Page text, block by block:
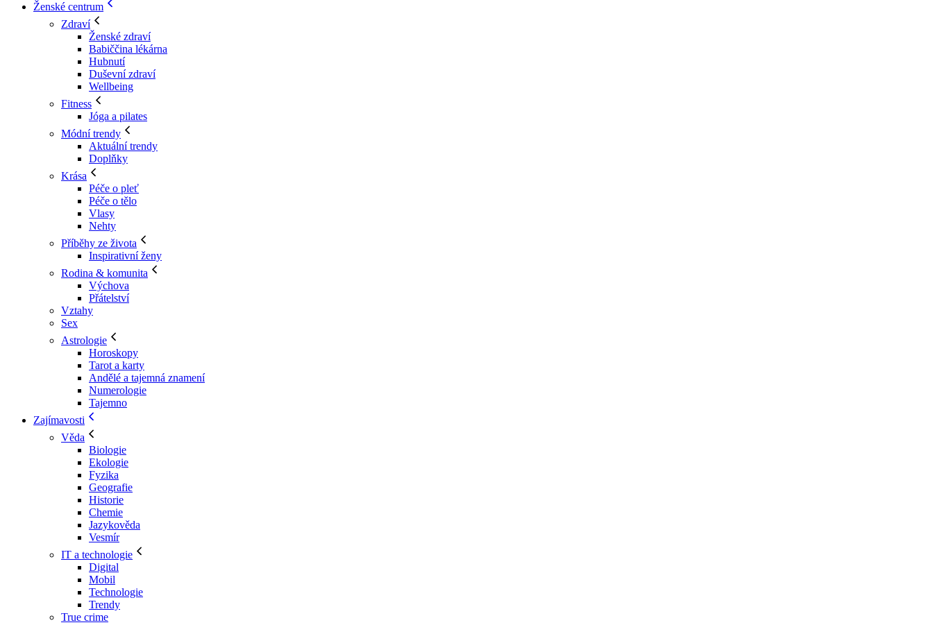
Ženské centrum
Zdraví
Ženské zdraví
Babiččina lékárna
Hubnutí
Duševní zdraví
Wellbeing
Fitness
Jóga a pilates
Módní trendy
Aktuální trendy
Doplňky
Krása
Péče o pleť
Péče o tělo
Vlasy
Nehty
Příběhy ze života
Inspirativní ženy
Rodina & komunita
Výchova
Přátelství
Vztahy
Sex
Astrologie
Horoskopy
Tarot a karty
Andělé a tajemná znamení
Numerologie
Tajemno
Zajímavosti
Věda
Biologie
Ekologie
Fyzika
Geografie
Historie
Chemie
Jazykověda
Vesmír
IT a technologie
Digital
Mobil
Technologie
Trendy
True crime